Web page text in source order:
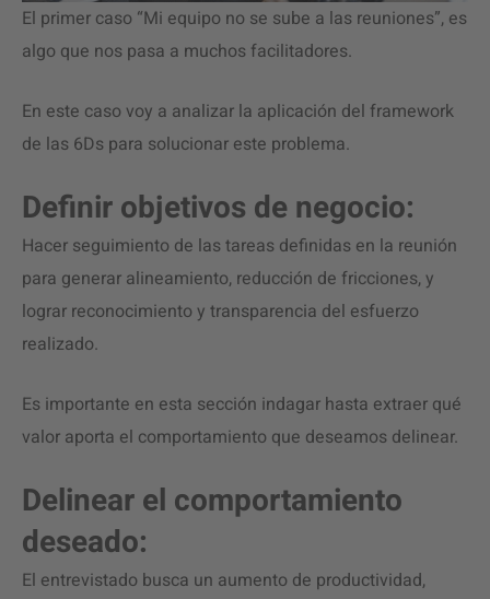
El primer caso “Mi equipo no se sube a las reuniones”, es
algo que nos pasa a muchos facilitadores.
En este caso voy a analizar la aplicación del framework
de las 6Ds para solucionar este problema.
Definir objetivos de negocio:
Hacer seguimiento de las tareas definidas en la reunión
para generar alineamiento, reducción de fricciones, y
lograr reconocimiento y transparencia del esfuerzo
realizado.
Es importante en esta sección indagar hasta extraer qué
valor aporta el comportamiento que deseamos delinear.
Delinear el comportamiento
deseado:
El entrevistado busca un aumento de productividad,